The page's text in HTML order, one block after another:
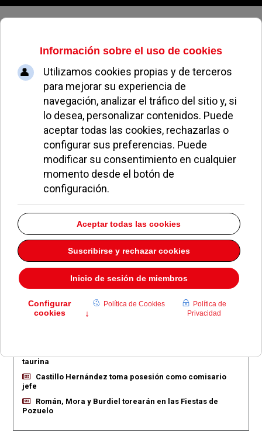
Jueves, 06 de agosto de 2026
Frutería Anas
Dirección: C/ Calvario 42064
Pozuelo de Alarcón
Madrid
28223
Teléfono: 913511538
Descargar la información como:
EN PORTADA
Pozuelo aprueba las 775 viviendas de Huerta Grande
taurina
Castillo Hernández toma posesión como comisario
jefe
Román, Mora y Burdiel torearán en las Fiestas de
Pozuelo